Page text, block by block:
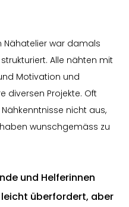
Nähatelier war damals
Alle nähten mit
Motivation und
diversen Projekte. Oft
nicht aus,
wunschgemäss zu
und Helferinnen
überfordert, aber